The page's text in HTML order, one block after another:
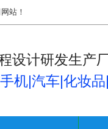
站！
设计研发生产
机|汽车|化妆